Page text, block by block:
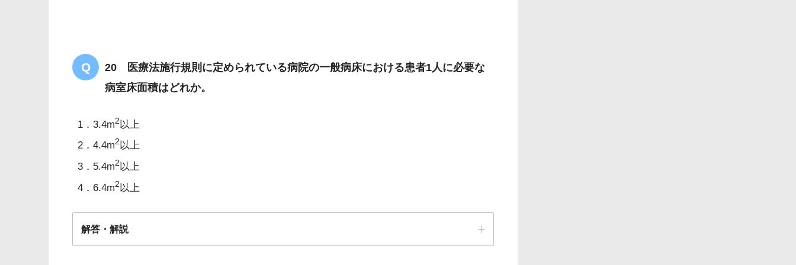
20 医療法施行規則に定められている病院の一般病床における患者1人に必要な
病室床面積はどれか。
1．3.4m2 以上
2．4.4m2以上
3．5.4m2 以上
4．6.4m2 以上
解答・解説